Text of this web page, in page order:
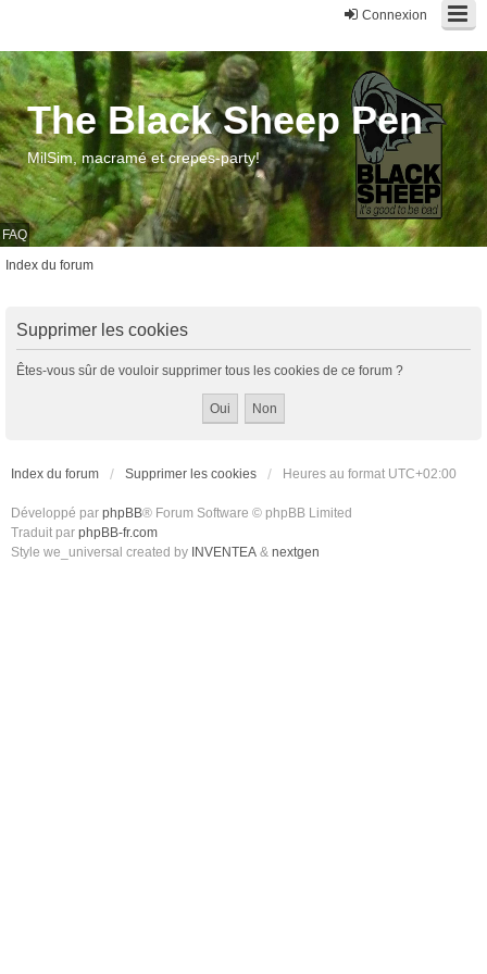
Connexion
FAQ
The Black Sheep Pen
MilSim, macramé et crepes-party!
Index du forum
Supprimer les cookies
Êtes-vous sûr de vouloir supprimer tous les cookies de ce forum ?
Index du forum Supprimer les cookies Heures au format UTC+02:00
Développé par phpBB® Forum Software © phpBB Limited
Traduit par phpBB-fr.com
Style we_universal created by INVENTEA & nextgen